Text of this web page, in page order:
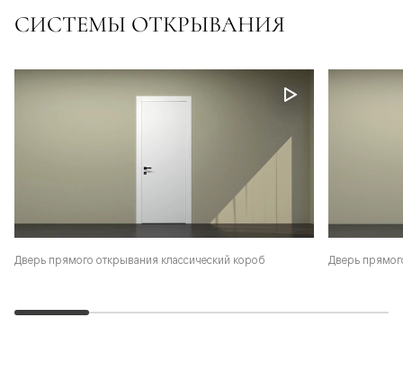
СИСТЕМЫ ОТКРЫВАНИЯ
Дверь прямого открывания классический короб Дверь